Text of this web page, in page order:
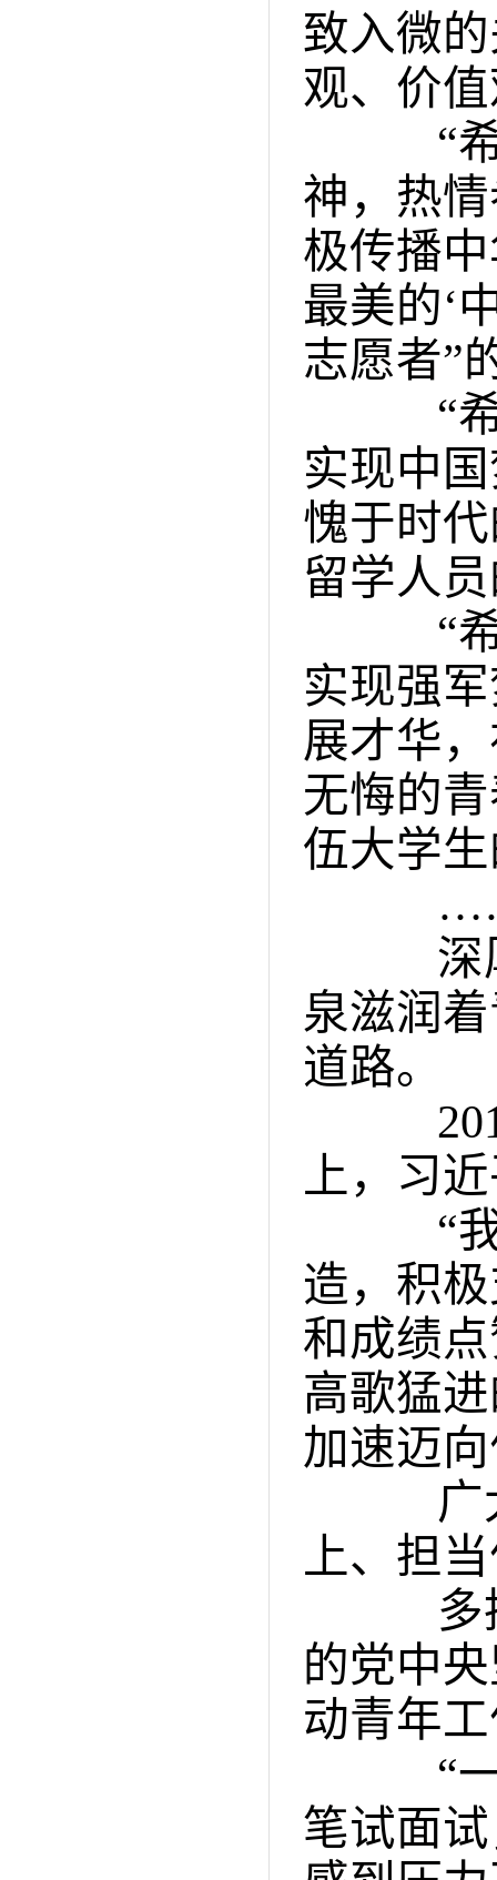
致入微
观、价
“希
神，热
极传播
最美的‘
志愿者”
“希
实现中
愧于时
留学人
“希
实现强
展才华
无悔的
伍大学
深厚
泉滋润
道路。
2019
上，习
“我
造，积
和成绩
高歌猛
加速迈
广大
上、担
多措
的党中
动青年
“一
笔试面